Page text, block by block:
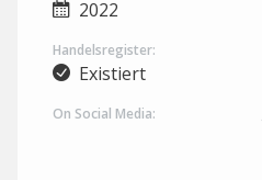
2022
Handelsregister:
Existiert
On Social Media: